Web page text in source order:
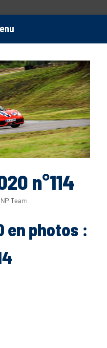
n°114
Team
en photos :